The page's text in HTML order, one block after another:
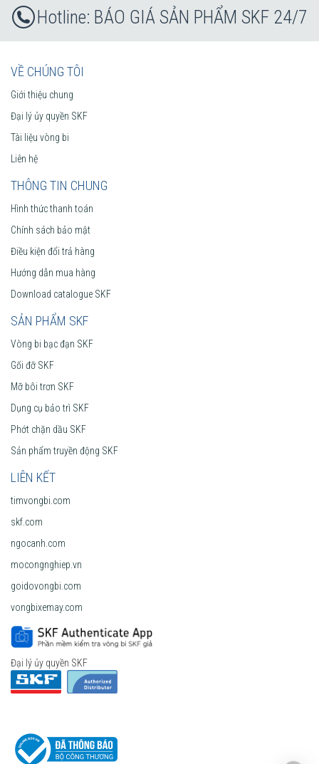
BÁO GIÁ SẢN PHẨM SKF 24/7
VỀ CHÚNG TÔI
Giới thiệu chung
Đại lý ủy quyền SKF
Tài liệu vòng bi
Liên hệ
THÔNG TIN CHUNG
Hình thức thanh toán
Chính sách bảo mật
Điều kiện đổi trả hàng
Hướng dẫn mua hàng
Download catalogue SKF
SẢN PHẨM SKF
Vòng bi bạc đạn SKF
Gối đỡ SKF
Mỡ bôi trơn SKF
Dụng cụ bảo trì SKF
Phớt chặn dầu SKF
Sản phẩm truyền động SKF
LIÊN KẾT
timvongbi.com
skf.com
ngocanh.com
mocongnghiep.vn
goidovongbi.com
vongbixemay.com
Đại lý ủy quyền SKF